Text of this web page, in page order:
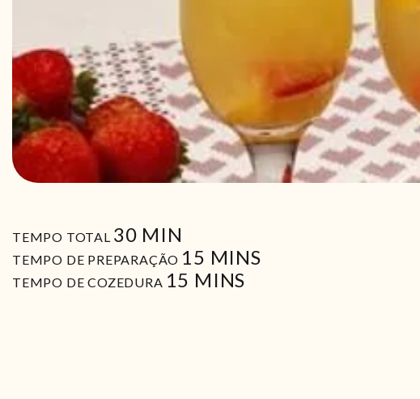
TEMPO TOTAL 30MIN
MIN
TEMPO DE PREPARAÇÃO 15 MIN
MINS
TEMPO DE COZEDURA 15 MIN
MINS